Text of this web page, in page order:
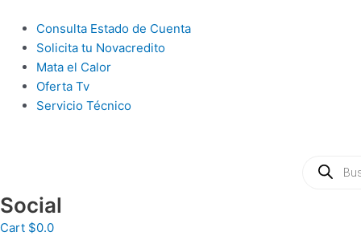
contenido
Main
Menu
Consulta Estado de Cuenta
Solicita tu Novacredito
Mata el Calor
Oferta Tv
Servicio Técnico
productos
Social
Cart $0.0